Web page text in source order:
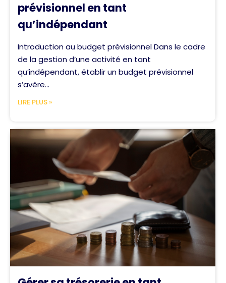
prévisionnel en tant
qu’indépendant
Introduction au budget prévisionnel Dans le cadre
de la gestion d’une activité en tant
qu’indépendant, établir un budget prévisionnel
s’avère...
LIRE PLUS »